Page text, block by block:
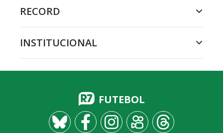
RECORD
INSTITUCIONAL
FUTEBOL